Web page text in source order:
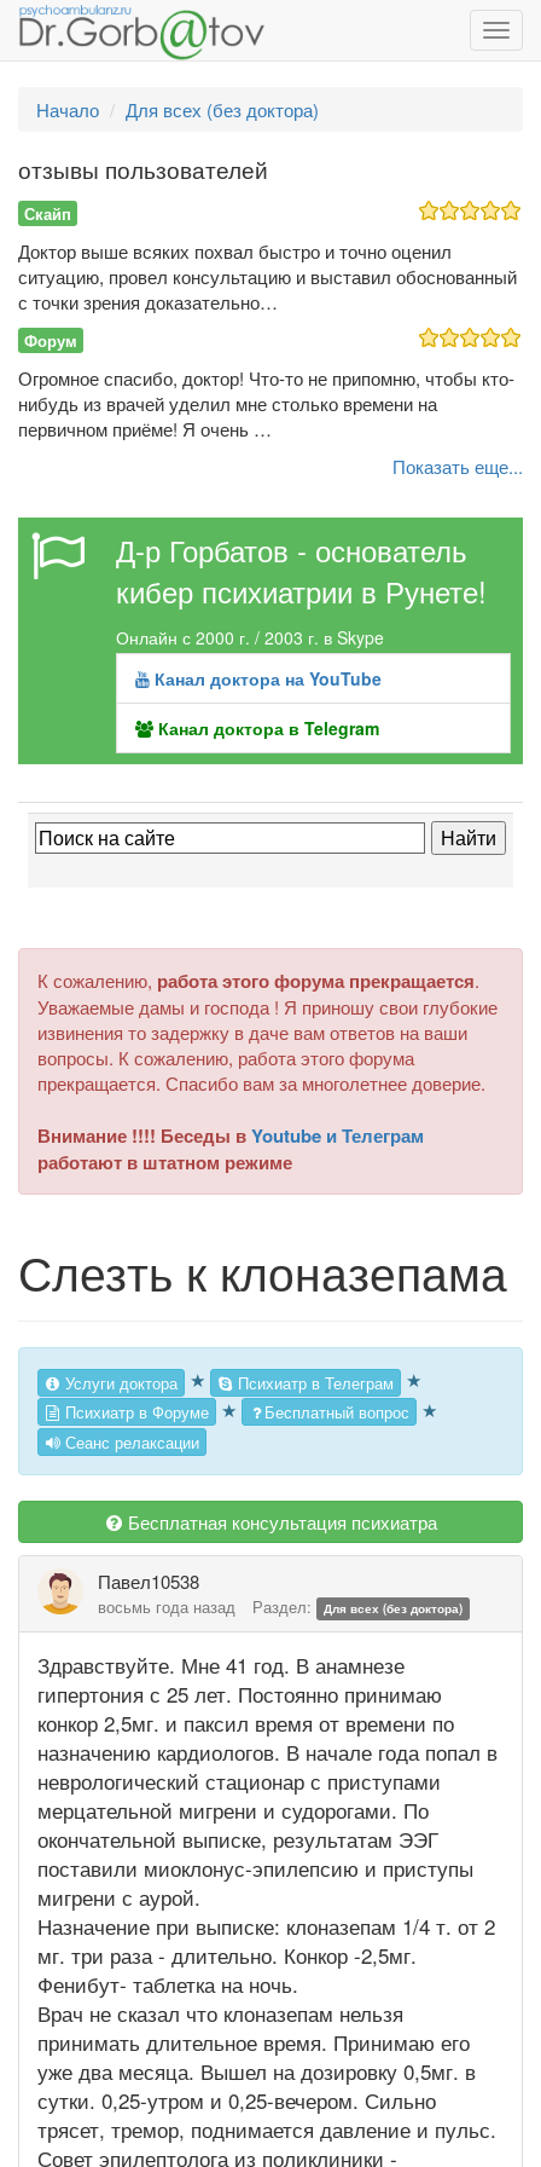
Начало
Для всех (без доктора)
отзывы пользователей
Скайп
Доктор выше всяких похвал быстро и точно оценил
ситуацию, провел консультацию и выставил обоснованный
с точки зрения доказательно…
Форум
Огромное спасибо, доктор! Что-то не припомню, чтобы кто-
нибудь из врачей уделил мне столько времени на
первичном приёме! Я очень …
Показать еще...
Д-р Горбатов - основатель
кибер психиатрии в Рунете!
Онлайн с 2000 г. / 2003 г. в Skype
Канал доктора на YouTube
Канал доктора в Telegram
К сожалению, работа этого форума прекращается.
Уважаемые дамы и господа ! Я приношу свои глубокие
извинения то задержку в даче вам ответов на ваши
вопросы. К сожалению, работа этого форума
прекращается. Спасибо вам за многолетнее доверие.
Внимание !!!! Беседы вYoutube и Телеграм
работают в штатном режиме
Слезть к клоназепама
Услуги доктора ★ Психиатр в Телеграм ★
Психиатр в Форуме ★ Бесплатный вопрос ★
Сеанс релаксации
Бесплатная консультация психиатра
Павел10538
восьмь года назад Раздел: Для всех (без доктора)
Здравствуйте. Мне 41 год. В анамнезе
гипертония с 25 лет. Постоянно принимаю
конкор 2,5мг. и паксил время от времени по
назначению кардиологов. В начале года попал в
неврологический стационар с приступами
мерцательной мигрени и судорогами. По
окончательной выписке, результатам ЭЭГ
поставили миоклонус-эпилепсию и приступы
мигрени с аурой.
Назначение при выписке: клоназепам 1/4 т. от 2
мг. три раза - длительно. Конкор -2,5мг.
Фенибут- таблетка на ночь.
Врач не сказал что клоназепам нельзя
принимать длительное время. Принимаю его
уже два месяца. Вышел на дозировку 0,5мг. в
сутки. 0,25-утром и 0,25-вечером. Сильно
трясет, тремор, поднимается давление и пульс.
Совет эпилептолога из поликлиники -